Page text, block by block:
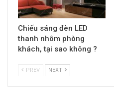
Chiếu sáng đèn LED
thanh nhôm phòng
khách, tại sao không ?
PREV NEXT